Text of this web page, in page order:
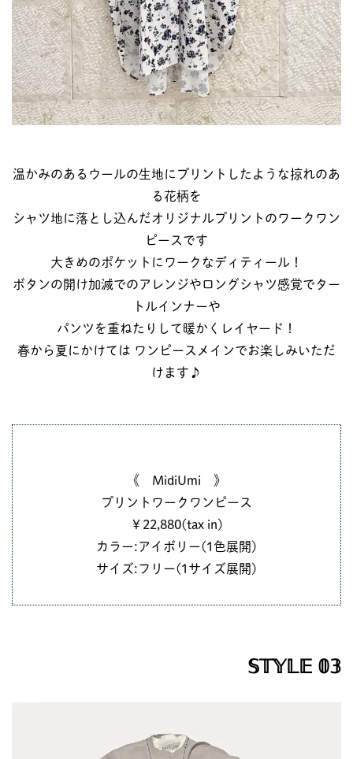
温かみのあるウールの生地にプリントしたような掠れのあ
る花柄を
シャツ地に落とし込んだオリジナルプリントのワークワン
ピースです
大きめのポケットにワークなディティール！
ボタンの開け加減でのアレンジやロングシャツ感覚でター
トルインナーや
パンツを重ねたりして暖かくレイヤード！
春から夏にかけては ワンピースメインでお楽しみいただ
けます♪
《 MidiUmi 》
プリントワークワンピース
￥22,880(tax in)
カラー:アイボリー(1色展開)
サイズ:フリー(1サイズ展開)
𝕊𝕋𝕐𝕃𝔼 𝟘𝟛